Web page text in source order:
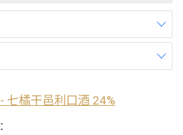
七橘干邑利口酒 24%